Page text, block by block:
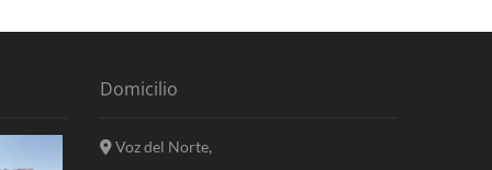
Domicilio
Voz del Norte,